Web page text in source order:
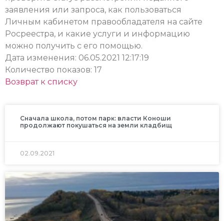
заявления или запроса, как пользоваться
Личным кабинетом правообладателя на сайте
Росреестра, и какие услуги и информацию
можно получить с его помощью.
Дата изменения: 06.05.2021 12:17:19
Количество показов: 17
Возврат к списку
Сначала школа, потом парк: власти Коноши
продолжают покушаться на земли кладбищ
02.09.2021